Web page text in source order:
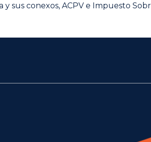
sus conexos, ACPV e Impuesto